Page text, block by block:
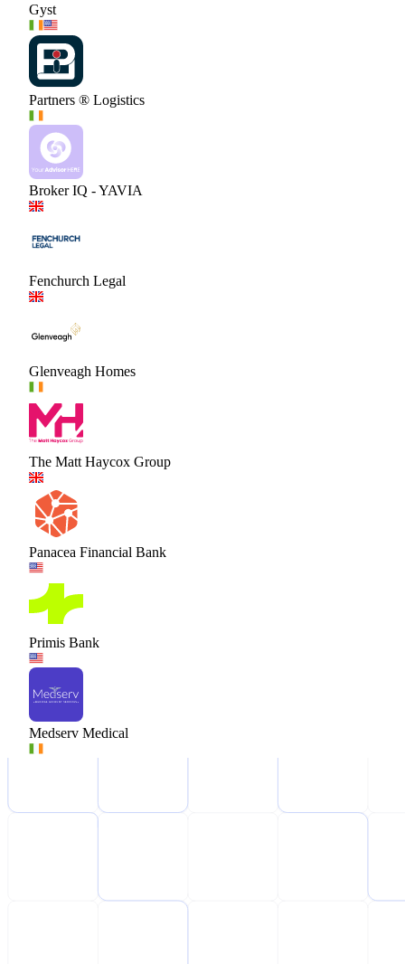
Gyst
Partners ® Logistics
Broker IQ - YAVIA
Fenchurch Legal
Glenveagh Homes
The Matt Haycox Group
Panacea Financial Bank
Primis Bank
Medserv Medical